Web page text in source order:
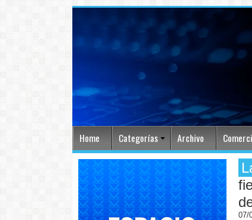
Home Categorías Archivo
07/